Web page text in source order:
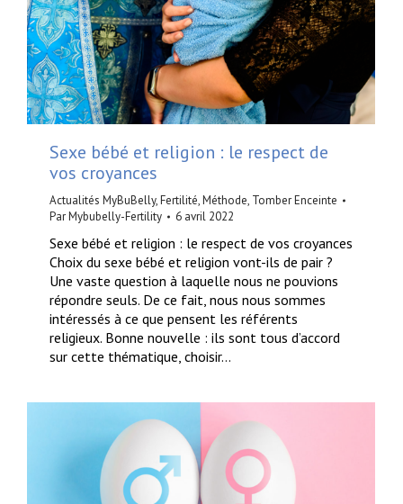
Sexe bébé et religion : le respect de
vos croyances
Actualités MyBuBelly,Fertilité,Méthode, Tomber Enceinte
ParMybubelly-Fertility 6 avril 2022
Sexe bébé et religion : le respect de vos croyances
Choix du sexe bébé et religion vont-ils de pair ?
Une vaste question à laquelle nous ne pouvions
répondre seuls. De ce fait, nous nous sommes
intéressés à ce que pensent les référents
religieux. Bonne nouvelle : ils sont tous d’accord
sur cette thématique, choisir…